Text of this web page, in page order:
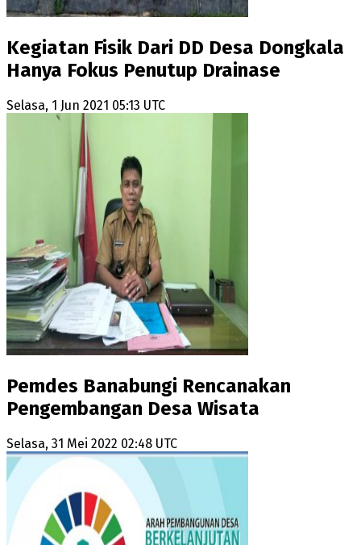
Kegiatan Fisik Dari DD Desa Dongkala
Hanya Fokus Penutup Drainase
Selasa, 1 Jun 2021 05:13 UTC
Pemdes Banabungi Rencanakan
Pengembangan Desa Wisata
Selasa, 31 Mei 2022 02:48 UTC